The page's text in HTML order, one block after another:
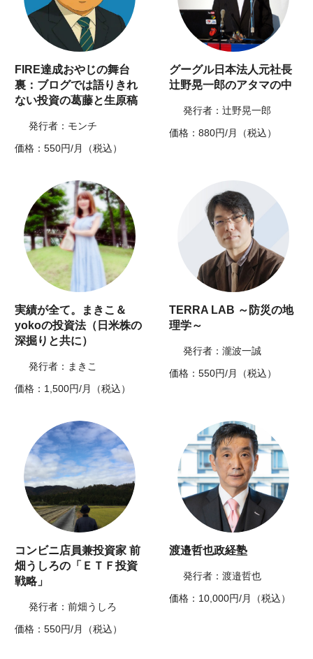
FIRE達成おやじの舞台
裏：ブログでは語りきれ
ない投資の葛藤と生原稿
発行者：モンチ
価格：550円/月（税込）
グーグル日本法人元社長
辻野晃一郎のアタマの中
発行者：辻野晃一郎
価格：880円/月（税込）
実績が全て。まきこ＆
yokoの投資法（日米株の
深掘りと共に）
発行者：まきこ
価格：1,500円/月（税込）
TERRA LAB ～防災の地
理学～
発行者：瀧波一誠
価格：550円/月（税込）
コンビニ店員兼投資家 前
畑うしろの「ＥＴＦ投資
戦略」
発行者：前畑うしろ
価格：550円/月（税込）
渡邉哲也政経塾
発行者：渡邉哲也
価格：10,000円/月（税込）